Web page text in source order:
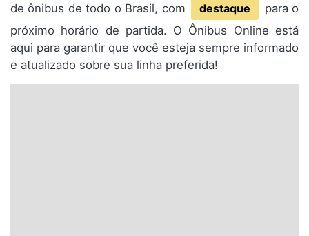
de ônibus de todo o Brasil, com
destaque
para o
próximo horário de partida. O Ônibus Online está
aqui para garantir que você esteja sempre informado
e atualizado sobre sua linha preferida!